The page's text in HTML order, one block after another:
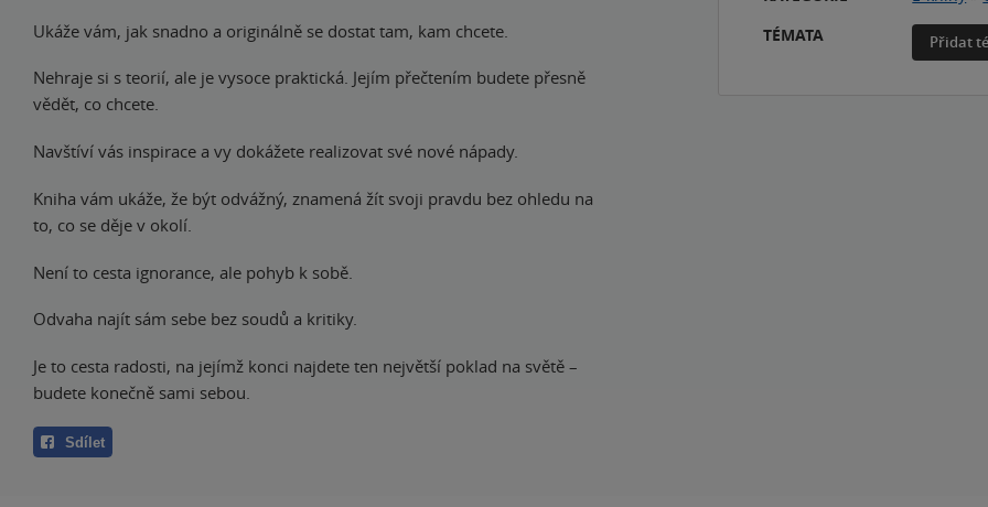
Ukáže vám, jak snadno a originálně se dostat tam, kam chcete.
Nehraje si s teorií, ale je vysoce praktická. Jejím přečtením budete přesně
vědět, co chcete.
Navštíví vás inspirace a vy dokážete realizovat své nové nápady.
Kniha vám ukáže, že být odvážný, znamená žít svoji pravdu bez ohledu na
to, co se děje v okolí.
Není to cesta ignorance, ale pohyb k sobě.
Odvaha najít sám sebe bez soudů a kritiky.
Je to cesta radosti, na jejímž konci najdete ten největší poklad na světě –
budete konečně sami sebou.
Sdílet
TÉMATA
Přidat